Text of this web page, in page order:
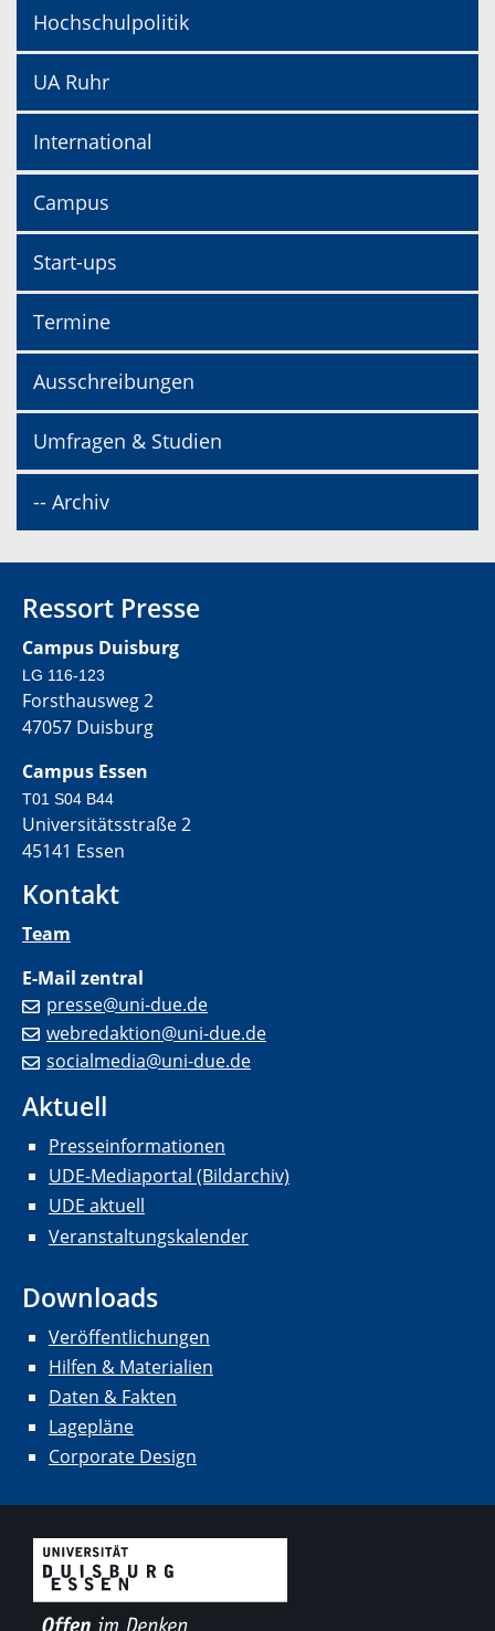
Hochschulpolitik
UA Ruhr
International
Campus
Start-ups
Termine
Ausschreibungen
Umfragen & Studien
-- Archiv
Ressort Presse
Campus Duisburg
LG 116-123
Forsthausweg 2
47057 Duisburg
Campus Essen
T01 S04 B44
Universitätsstraße 2
45141 Essen
Kontakt
Team
E-Mail zentral
presse@uni-due.de
webredaktion@uni-due.de
socialmedia@uni-due.de
Aktuell
Presseinformationen
UDE-Mediaportal (Bildarchiv)
UDE aktuell
Veranstaltungskalender
Downloads
Veröffentlichungen
Hilfen & Materialien
Daten & Fakten
Lagepläne
Corporate Design